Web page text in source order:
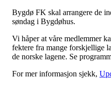
Bygdø FK skal arrangere de
søndag i Bygdøhus.
Vi håper at våre medlemmer
fektere fra mange forskjellige
de norske lagene. Se
For mer informasjon sjekk,